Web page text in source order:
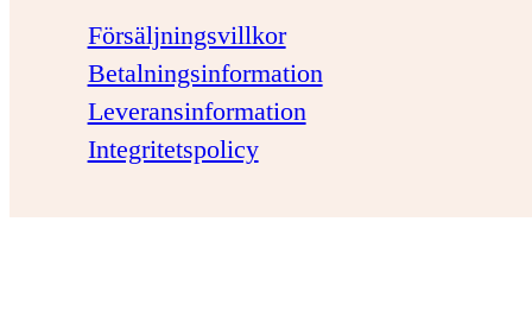
Försäljningsvillkor
Betalningsinformation
Leveransinformation
Integritetspolicy